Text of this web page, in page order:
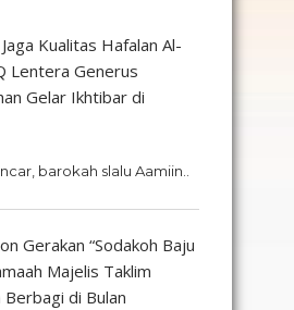
Jaga Kualitas Hafalan Al-
Lentera Generus
Gelar Ikhtibar di
barokah slalu Aamiin..
on Gerakan “Sodakoh Baju
Majelis Taklim
di Bulan